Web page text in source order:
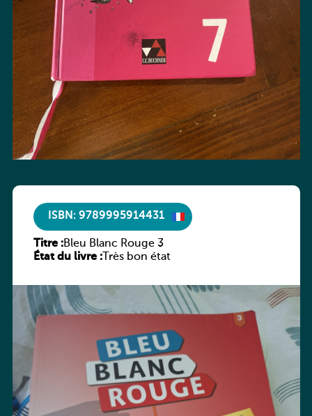
ISBN: 9789995914431
Titre :Bleu Blanc Rouge 3
État du livre :Très bon état